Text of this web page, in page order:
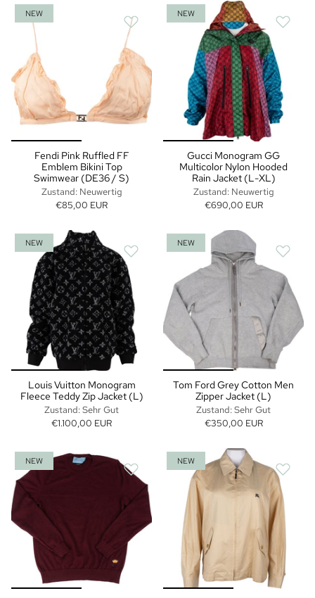
NEW
Fendi Pink Ruffled FF
Emblem Bikini Top
Swimwear (DE36 / S)
Zustand: Neuwertig
€85,00 EUR
NEW
Gucci Monogram GG
Multicolor Nylon Hooded
Rain Jacket (L-XL)
Zustand: Neuwertig
€690,00 EUR
NEW
Louis Vuitton Monogram
Fleece Teddy Zip Jacket (L)
Zustand: Sehr Gut
€1.100,00 EUR
NEW
Tom Ford Grey Cotton Men
Zipper Jacket (L)
Zustand: Sehr Gut
€350,00 EUR
NEW NEW